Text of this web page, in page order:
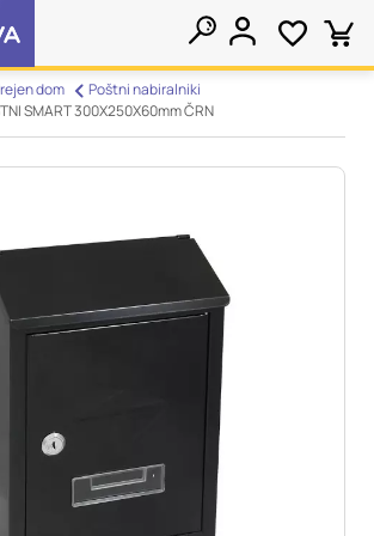
dom
Poštni nabiralniki
SMART 300X250X60mm ČRN
se lahko navezujejo na vas, vaše
ali pa skrbijo, da vaše spletno mesto
pričakovanji. Te informacije običajno
vaše identitete, vendar vam lahko
spletno uporabniško izkušnjo.
lahko zavrnete. Klikajte različna
si ogledate več informacij in spremenite
Blokiranje določenih vrst piškotkov vpliva
tega spletnega mesta in naše storitve.